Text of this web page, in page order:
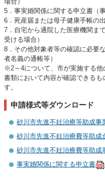
5．事実婚関係に関する申立書（
6．死産届または母子健康手帳の
7．自宅から通院した医療機関ま
受ける場合）
8．その他対象者等の確認に必要
者名義の通帳等）
※2～4について、市が実施する
書類において内容が確認できる
す。
申請様式等ダウンロード
砂川市先進不妊治療等助成事
砂川市先進不妊治療費等助成
砂川市先進不妊治療費等助成
事実婚関係に関する申立書